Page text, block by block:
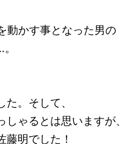
動かす事となった男の
。そして、
ゃるとは思いますが、
藤明でした！